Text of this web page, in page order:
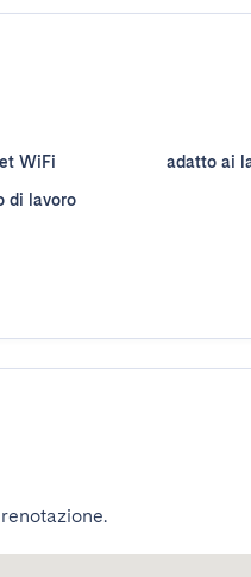
WiFi
di lavoro
adatto ai